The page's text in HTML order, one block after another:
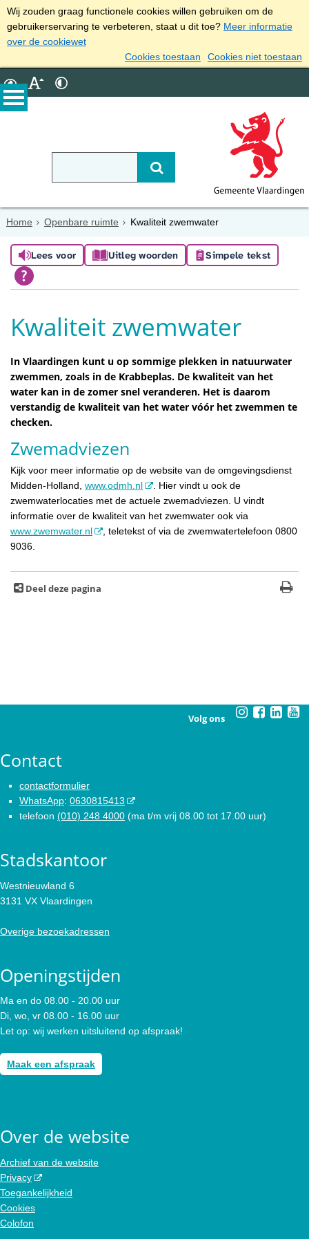
Wij zouden graag functionele cookies willen gebruiken om de
gebruikerservaring te verbeteren, staat u dit toe? Meer informatie
over de cookiewet
Cookies toestaan
Cookies niet toestaan
Home Openbare ruimte Kwaliteit zwemwater
Lees voor Uitleg woorden Simpele tekst
Kwaliteit zwemwater
In Vlaardingen kunt u op sommige plekken in natuurwater
zwemmen, zoals in de Krabbeplas. De kwaliteit van het
water kan in de zomer snel veranderen. Het is daarom
verstandig de kwaliteit van het water vóór het zwemmen te
checken.
Zwemadviezen
Kijk voor meer informatie op de website van de omgevingsdienst
Midden-Holland, www.odmh.nl
. Hier vindt u ook de
zwemwaterlocaties met de actuele zwemadviezen. U vindt
informatie over de kwaliteit van het zwemwater ook via
www.zwemwater.nl
, teletekst of via de zwemwatertelefoon 0800
9036.
Deel deze pagina
Volg ons
Contact
contactformulier
WhatsApp: 0630815413
telefoon (010) 248 4000 (ma t/m vrij 08.00 tot 17.00 uur)
Stadskantoor
Westnieuwland 6
3131 VX Vlaardingen
Overige bezoekadressen
Openingstijden
Ma en do 08.00 - 20.00 uur
Di, wo, vr 08.00 - 16.00 uur
Let op: wij werken uitsluitend op afspraak!
Maak een afspraak
Over de website
Archief van de website
Privacy
Toegankelijkheid
Cookies
Colofon